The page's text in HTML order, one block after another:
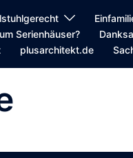
Serienhäuser?
plusarchitekt.de